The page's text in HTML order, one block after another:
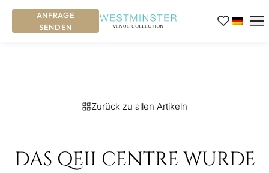
ANFRAGE
SENDEN
Zurück zu allen Artikeln
DAS QEII CENTRE WURDE